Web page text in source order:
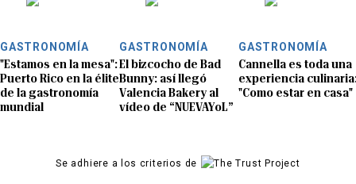
GASTRONOMÍA
"Estamos en la mesa":
Puerto Rico en la élite
de la gastronomía
mundial
GASTRONOMÍA
El bizcocho de Bad
Bunny: así llegó
Valencia Bakery al
vídeo de “NUEVAYoL”
GASTRONOMÍA
Cannella es toda una
experiencia
"Como estar en casa"
Se adhiere a los criterios de